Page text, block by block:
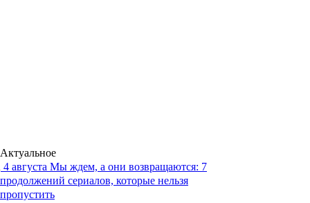
Актуальное
4 августа Мы ждем, а они возвращаются: 7
продолжений сериалов, которые нельзя
пропустить